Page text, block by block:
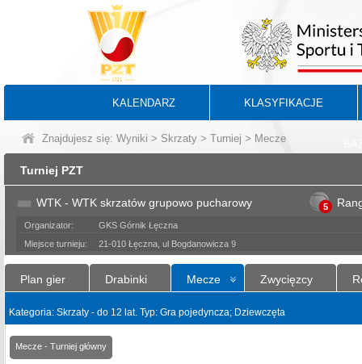
KALENDARZ KLASYFIKACJE
Znajdujesz się: Wyniki > Skrzaty > Turniej > Mecze
Turniej PZT
WTK - WTK skrzatów grupowo pucharowy 5
Organizator:
GKS Górnik Łęczna
Miejsce turnieju:
21-010 Łęczna, ul Bogdanowicza 9
Plan gier Drabinki Mecze Zwycięzcy
Kategoria: Skrzaty - do 12 lat. Typ: Gra pojedyncza; Dziewczęta
Mecze - Turniej główny